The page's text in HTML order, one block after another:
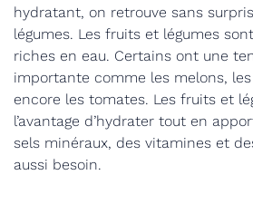
hydratant, on retrouve sans
légumes. Les fruits et légumes
riches en eau. Certains ont une
importante comme les melons,
encore les tomates. Les fruits et
l’avantage d’hydrater tout en
sels minéraux, des vitamines et
aussi besoin.